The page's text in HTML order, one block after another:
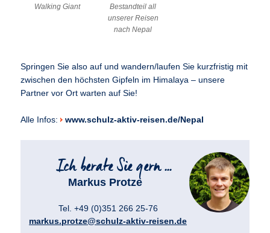
Walking Giant
Bestandteil all
unserer Reisen
nach Nepal
Springen Sie also auf und wandern/laufen Sie kurzfristig mit
zwischen den höchsten Gipfeln im Himalaya – unsere
Partner vor Ort warten auf Sie!
Alle Infos: www.schulz-aktiv-reisen.de/Nepal
Markus Protze
Tel. +49 (0)351 266 25-76
markus.protze@schulz-aktiv-reisen.de